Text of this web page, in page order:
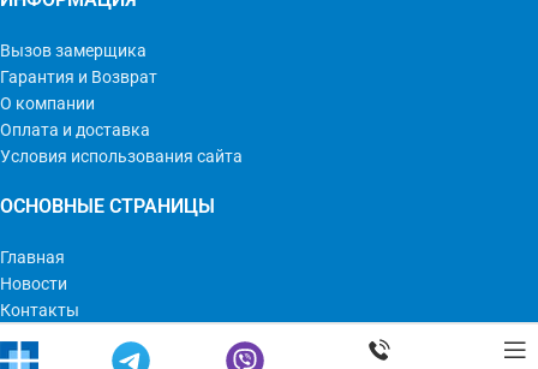
Вызов замерщика
Гарантия и Возврат
О компании
Оплата и доставка
Условия использования сайта
ОСНОВНЫЕ СТРАНИЦЫ
Главная
Новости
Контакты
Мир Оконных Технологий © 2023 | Все права защищены